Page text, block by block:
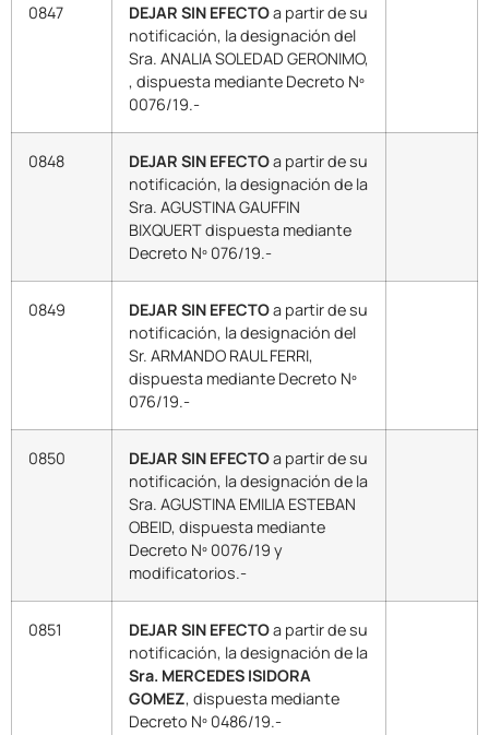
0847 DEJAR SIN EFECTOa partir de su
notificación, la designación del
Sra. ANALIA SOLEDAD GERONIMO,
, dispuesta mediante Decreto Nº
0076/19.-
0848 DEJAR SIN EFECTOa partir de su
notificación, la designación de la
Sra. AGUSTINA GAUFFIN
BIXQUERT dispuesta mediante
Decreto Nº 076/19.-
0849 DEJAR SIN EFECTOa partir de su
notificación, la designación del
Sr. ARMANDO RAUL FERRI,
dispuesta mediante Decreto Nº
076/19.-
0850 DEJAR SIN EFECTOa partir de su
notificación, la designación de la
Sra. AGUSTINA EMILIA ESTEBAN
OBEID, dispuesta mediante
Decreto Nº 0076/19 y
modificatorios.-
0851 DEJAR SIN EFECTOa partir de su
notificación, la designación de la
Sra. MERCEDES ISIDORA
GOMEZ, dispuesta mediante
Decreto Nº 0486/19.-